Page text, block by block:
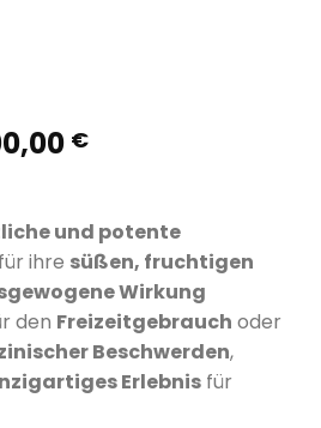
€Preisspanne:
1500,00 €
und potente
ihre süßen, fruchtigen
Wirkung
den Freizeitgebrauch oder
Beschwerden,
Erlebnis für